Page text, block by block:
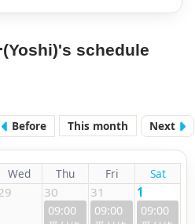
schedule
Before This month Next
Wed Thu Fri Sat
30
09:00
31
09:00
1
09:00